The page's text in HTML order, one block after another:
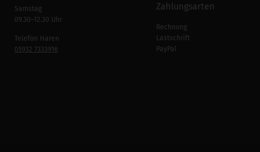
Samstag
09.30–12.30 Uhr
Telefon Haren
05932 7333916
Zahlungsarten
Rechnung
Lastschrift
PayPal